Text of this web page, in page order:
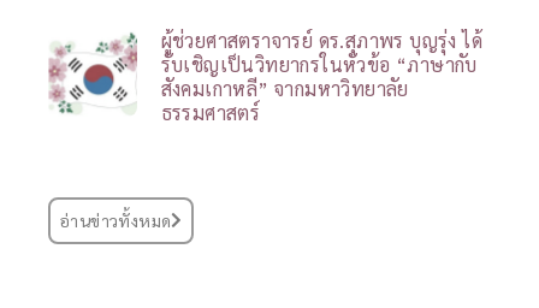
ผู้ช่วยศาสตราจารย์ ดร.สุภาพร บุญรุ่ง ได้
รับเชิญเป็นวิทยากรในหัวข้อ “ภาษากับ
สังคมเกาหลี” จากมหาวิทยาลัย
ธรรมศาสตร์
อ่านข่าวทั้งหมด